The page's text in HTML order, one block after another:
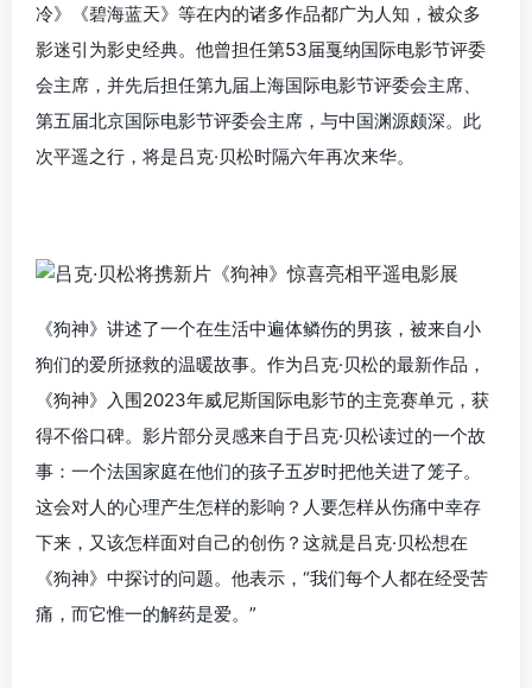
冷》《碧海蓝天》等在内的诸多作品都广为人知，被众多
影迷引为影史经典。他曾担任第53届戛纳国际电影节评委
会主席，并先后担任第九届上海国际电影节评委会主席、
第五届北京国际电影节评委会主席，与中国渊源颇深。此
次平遥之行，将是吕克·贝松时隔六年再次来华。
《狗神》讲述了一个在生活中遍体鳞伤的男孩，被来自小
狗们的爱所拯救的温暖故事。作为吕克·贝松的最新作品，
《狗神》入围2023年威尼斯国际电影节的主竞赛单元，获
得不俗口碑。影片部分灵感来自于吕克·贝松读过的一个故
事：一个法国家庭在他们的孩子五岁时把他关进了笼子。
这会对人的心理产生怎样的影响？人要怎样从伤痛中幸存
下来，又该怎样面对自己的创伤？这就是吕克·贝松想在
《狗神》中探讨的问题。他表示，“我们每个人都在经受苦
痛，而它惟一的解药是爱。”